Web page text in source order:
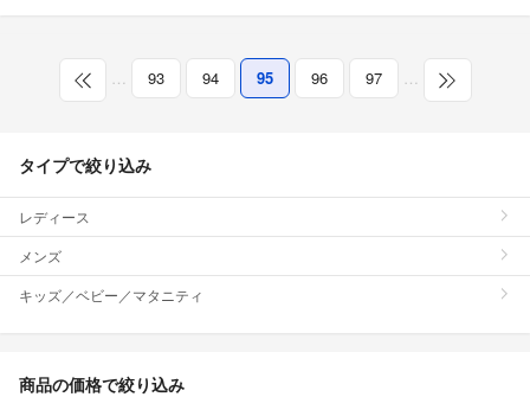
… 93 94 95 96 97 …
タイプで絞り込み
レディース
メンズ
キッズ／ベビー／マタニティ
商品の価格で絞り込み